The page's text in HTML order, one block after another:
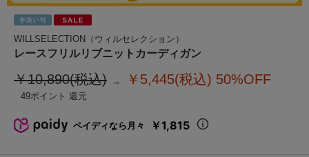
WILLSELECTION（ウィルセレクション）
レースフリルリブニットカーディガン
￥10,890(税込) ￥5,445(税込) 50%OFF
49
ペイディなら月々 ￥1,815